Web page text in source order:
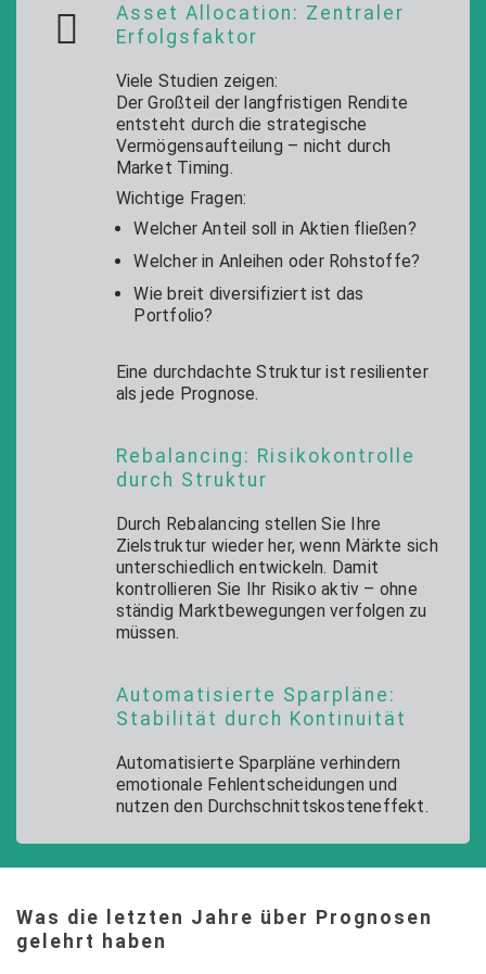
Asset Allocation: Zentraler
Erfolgsfaktor
Viele Studien zeigen:
Der Großteil der langfristigen Rendite
entsteht durch die strategische
Vermögensaufteilung – nicht durch
Market Timing.
Wichtige Fragen:
Welcher Anteil soll in Aktien fließen?
Welcher in Anleihen oder Rohstoffe?
Wie breit diversifiziert ist das
Portfolio?
Eine durchdachte Struktur ist resilienter
als jede Prognose.
Rebalancing: Risikokontrolle
durch Struktur
Durch Rebalancing stellen Sie Ihre
Zielstruktur wieder her, wenn Märkte sich
unterschiedlich entwickeln. Damit
kontrollieren Sie Ihr Risiko aktiv – ohne
ständig Marktbewegungen verfolgen zu
müssen.
Automatisierte Sparpläne:
Stabilität durch Kontinuität
Automatisierte Sparpläne verhindern
emotionale Fehlentscheidungen und
nutzen den Durchschnittskosteneffekt.
Was die letzten Jahre über Prognosen
gelehrt haben